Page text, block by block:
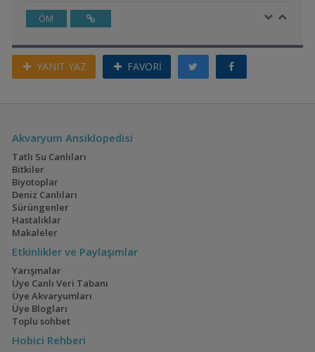
ÖM
YANIT YAZ FAVORİ
Akvaryum Ansiklopedisi
Tatlı Su Canlıları
Bitkiler
Biyotoplar
Deniz Canlıları
Sürüngenler
Hastalıklar
Makaleler
Etkinlikler ve Paylaşımlar
Yarışmalar
Üye Canlı Veri Tabanı
Üye Akvaryumları
Üye Blogları
Toplu sohbet
Hobici Rehberi